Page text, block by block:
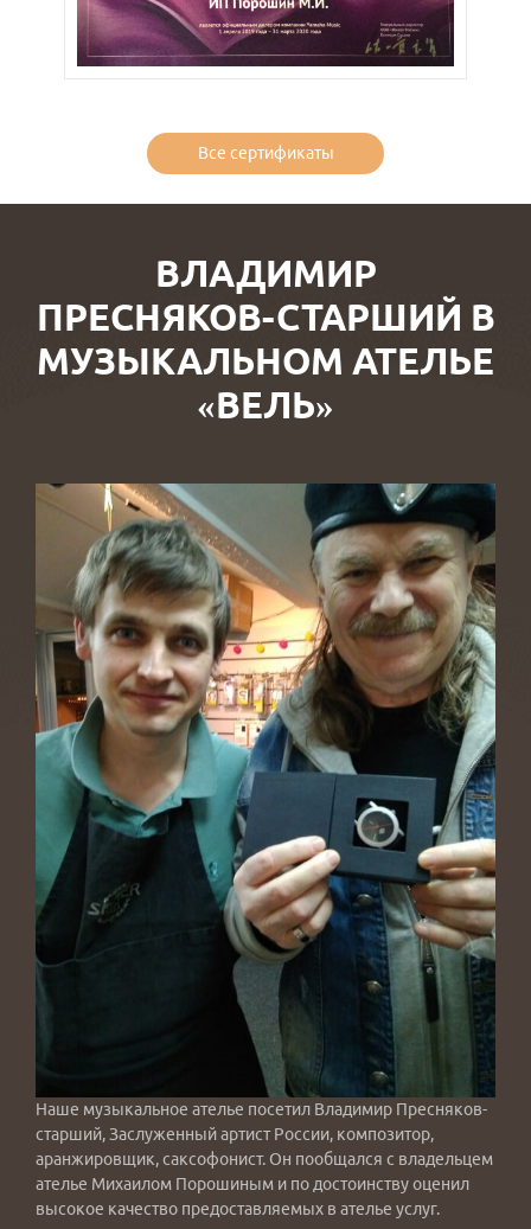
Все сертификаты
ВЛАДИМИР
ПРЕСНЯКОВ-СТАРШИЙ В
МУЗЫКАЛЬНОМ АТЕЛЬЕ
«ВЕЛЬ»
Наше музыкальное ателье посетил Владимир Пресняков-
старший, Заслуженный артист России, композитор,
аранжировщик, саксофонист. Он пообщался с владельцем
ателье Михаилом Порошиным и по достоинству оценил
высокое качество предоставляемых в ателье услуг.